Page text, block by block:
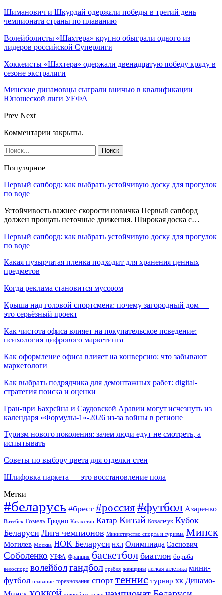
Шиманович и Шкурдай одержали победы в третий день
чемпионата страны по плаванию
Волейболисты «Шахтера» крупно обыграли одного из
лидеров российской Суперлиги
Хоккеисты «Шахтера» одержали двенадцатую победу кряду в
сезоне экстралиги
Минские динамовцы сыграли вничью в квалификации
Юношеской лиги УЕФА
Prev Next
Комментарии закрыты.
Популярное
Первый сапборд: как выбрать устойчивую доску для прогулок
по воде
Устойчивость важнее скорости новичка Первый сапборд
должен прощать неточные движения. Широкая доска с…
Первый сапборд: как выбрать устойчивую доску для прогулок
по воде
Какая пузырчатая пленка подходит для хранения ценных
предметов
Когда реклама становится мусором
Крыша над головой спортсмена: почему загородный дом —
это серьёзный проект
Как чистота офиса влияет на покупательское поведение:
психология цифрового маркетинга
Как оформление офиса влияет на конверсию: что забывают
маркетологи
Как выбрать подрядчика для демонтажных работ: digital-
стратегия поиска и оценки
Гран-при Бахрейна и Саудовской Аравии могут исчезнуть из
календаря «Формулы-1»-2026 из-за войны в регионе
Туризм нового поколения: зачем люди едут не смотреть, а
испытывать
Советы по выбору цвета для отделки стен
Шлифовка паркета — это восстановление пола
Метки
#беларусь #брест #россия#футбол Азаренко
Витебск Гомель Гродно Казахстан Катар Китай Ковальчук Кубок
Беларуси Лига чемпионов Министерство спорта и туризма Минск
Могилев Москва НОК Беларуси НХЛ Олимпиада Саснович
Соболенко УЕФА Франция баскетбол биатлон борьба
велоспорт волейболгандбол гребля женщины легкая атлетика мини-
футбол плавание соревнования спорт теннис турнир хк Динамо-